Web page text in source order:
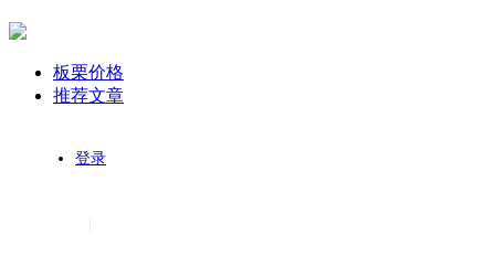
板栗价格
推荐文章
登录